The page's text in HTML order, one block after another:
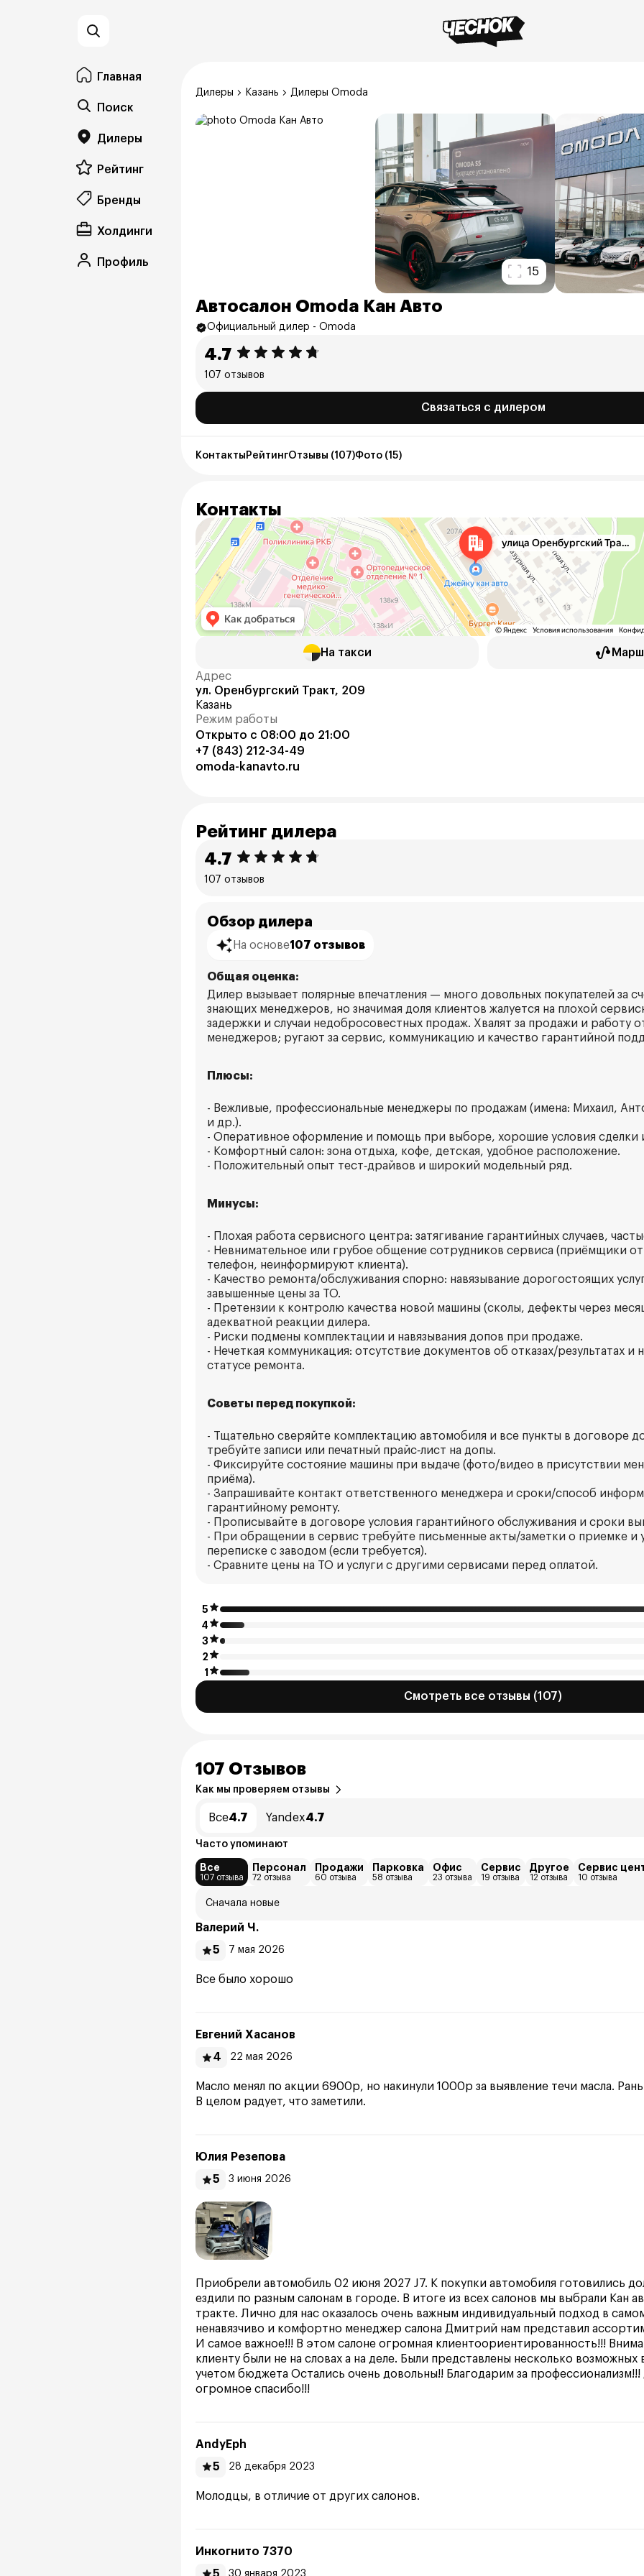
Главная
Поиск
Дилеры
Рейтинг
Бренды
Холдинги
Профиль
Дилеры Казань Дилеры Omoda
15
Автосалон Omoda Кан Авто
Официальный дилер - Omoda
4.7
107 отзывов
Связаться с дилером
Контакты РейтингОтзывы (107)Фото (15)
Контакты
На такси
Адрес
ул. Оренбургский Тракт, 209
Казань
Режим работы
Открыто с 08:00 до 21:00
+7 (843) 212-34-49
omoda-kanavto.ru
Рейтинг дилера
4.7
107 отзывов
Обзор дилера
На основе107 отзывов
Общая оценка:
Дилер вызывает полярные впечатления — много довольных покупателей за
знающих менеджеров, но значимая доля клиентов жалуется на плохой
задержки и случаи недобросовестных продаж. Хвалят за продажи и работу
менеджеров; ругают за сервис, коммуникацию и качество гарантийной
Плюсы:
- Вежливые, профессиональные менеджеры по продажам (имена: Михаил,
и др.).
- Оперативное оформление и помощь при выборе, хорошие условия сделки
- Комфортный салон: зона отдыха, кофе, детская, удобное расположение.
- Положительный опыт тест‑драйвов и широкий модельный ряд.
Минусы:
- Плохая работа сервисного центра: затягивание гарантийных случаев,
- Невнимательное или грубое общение сотрудников сервиса (приёмщики
телефон, неинформируют клиента).
- Качество ремонта/обслуживания спорно: навязывание дорогостоящих
завышенные цены за ТО.
- Претензии к контролю качества новой машины (сколы, дефекты через
адекватной реакции дилера.
- Риски подмены комплектации и навязывания допов при продаже.
- Нечеткая коммуникация: отсутствие документов об отказах/результатах и
статусе ремонта.
Советы перед покупкой:
- Тщательно сверяйте комплектацию автомобиля и все пункты в договоре
требуйте записи или печатный прайс‑лист на допы.
- Фиксируйте состояние машины при выдаче (фото/видео в присутствии
приёма).
- Запрашивайте контакт ответственного менеджера и сроки/способ
гарантийному ремонту.
- Прописывайте в договоре условия гарантийного обслуживания и сроки
- При обращении в сервис требуйте письменные акты/заметки о приемке и
переписке с заводом (если требуется).
- Сравните цены на ТО и услуги с другими сервисами перед оплатой.
5
4
3
2
1
Смотреть все отзывы (107)
107 Отзывов
Как мы проверяем отзывы
Все4.7 Yandex4.7
Часто упоминают
Все
107 отзыва
Персонал
72 отзыва
Продажи
60 отзыва
Парковка
58 отзыва
Офис
23 отзыва
Сервис
19 отзыва
Другое
12 отзыва
Сервис
10 отзыва
Сначала новые
Валерий Ч.
5
7 мая 2026
Все было хорошо
Евгений Хасанов
4
22 мая 2026
Масло менял по акции 6900р, но накинули 1000р за выявление течи масла.
В целом радует, что заметили.
Юлия Резепова
5
3 июня 2026
Приобрели автомобиль 02 июня 2027 J7. К покупки автомобиля готовились
ездили по разным салонам в городе. В итоге из всех салонов мы выбрали Кан
тракте. Лично для нас оказалось очень важным индивидуальный подход в
ненавязчиво и комфортно менеджер салона Дмитрий нам представил
И самое важное!!! В этом салоне огромная клиентоориентированность!!!
клиенту были не на словах а на деле. Были представлены несколько возможных
учетом бюджета Остались очень довольны!! Благодарим за
огромное спасибо!!!
AndyEph
5
28 декабря 2023
Молодцы, в отличие от других салонов.
Инкогнито 7370
5
30 января 2023